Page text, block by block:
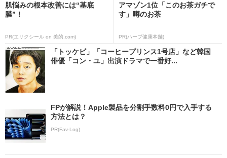
肌悩みの根本改善には“基底
膜”！
PR(エリクシール on 美的.com)
アマゾン1位「このお茶ガチで
す」噂のお茶
PR(ハーブ健康本舗)
「トッケビ」「コーヒープリンス1号店」など韓国
俳優「コン・ユ」出演ドラマで一番好...
FPが解説！Apple製品を分割手数料0円で入手する
方法とは？
PR(Fav-Log)